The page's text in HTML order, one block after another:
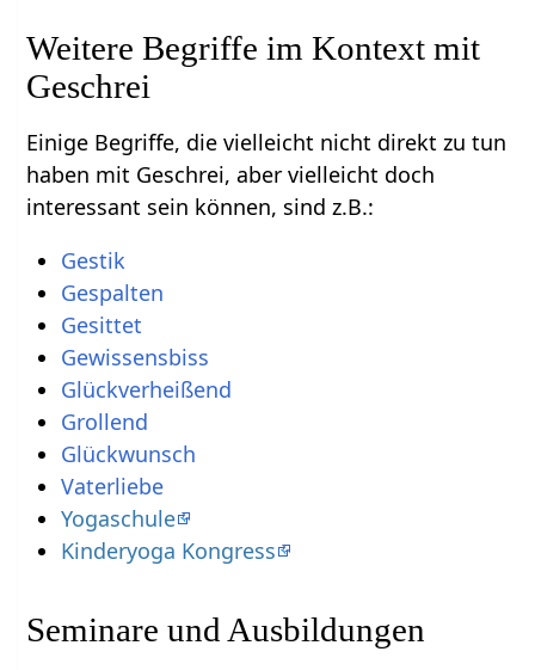
Weitere Begriffe im Kontext mit
Einige Begriffe, die vielleicht nicht direkt zu tun
haben mit Geschrei‏‎, aber vielleicht doch
interessant sein können, sind z.B.:
Gestik‏‎
Vaterliebe
Yogaschule
Kinderyoga Kongress
Seminare und Ausbildungen